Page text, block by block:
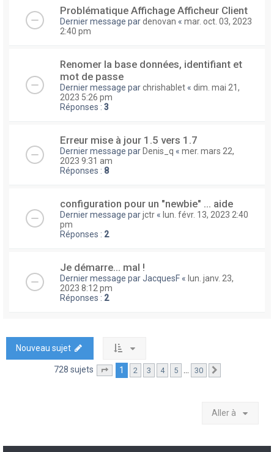
Problématique Affichage Afficheur Client
Dernier message pardenovan « mar. oct. 03, 2023
2:40 pm
Renomer la base données, identifiant et
mot de passe
Dernier message parchrishablet « dim. mai 21,
2023 5:26 pm
Réponses : 3
Erreur mise à jour 1.5 vers 1.7
Dernier message par Denis_q « mer. mars 22,
2023 9:31 am
Réponses : 8
configuration pour un "newbie" ... aide
Dernier message parjctr « lun. févr. 13, 2023 2:40
pm
Réponses : 2
Je démarre... mal !
Dernier message parJacquesF « lun. janv. 23,
2023 8:12 pm
Réponses : 2
Nouveau sujet
728 sujets Page sur30
1 2 3 4 5 … 30
Aller à